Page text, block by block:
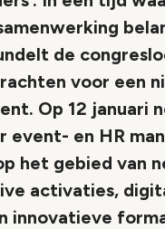
de
voor een
Op 12 januari
event- en HR
het gebied van
activaties,
innovatieve